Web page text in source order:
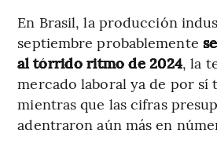
En Brasil, la producción
septiembre probablemente
al tórrido ritmo de 2024, la
mercado laboral ya de por sí
mientras que las cifras
adentraron aún más en